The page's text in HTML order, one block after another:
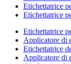
Etichettatrice
Etichettatrice
Etichettatrice
Applicatore di
Etichettatrice
Applicatore di